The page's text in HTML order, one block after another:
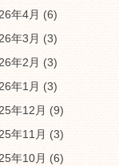
年4月 (6)
年3月 (3)
年2月 (3)
年1月 (3)
年12月 (9)
年11月 (3)
年10月 (6)